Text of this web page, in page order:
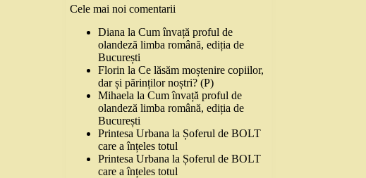
Cele mai noi comentarii
Diana laCum învață proful de
olandeză limba română, ediția de
București
Florin laCe lăsăm moștenire copiilor,
dar și părinților noștri? (P)
Mihaela laCum învață proful de
olandeză limba română, ediția de
București
Printesa Urbana la Șoferul de BOLT
care a înțeles totul
Printesa Urbana la Șoferul de BOLT
care a înțeles totul